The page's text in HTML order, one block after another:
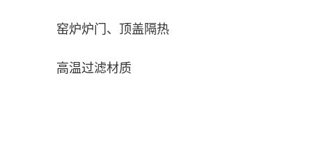
窑炉炉门、顶盖隔热
高温过滤材质